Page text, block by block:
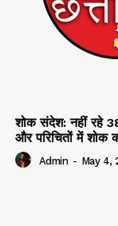
शोक संदेश: नहीं रहे 38
और परिचितों में शोक
Admin - May 4,